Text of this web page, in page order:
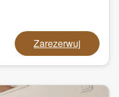
Zarezerwuj